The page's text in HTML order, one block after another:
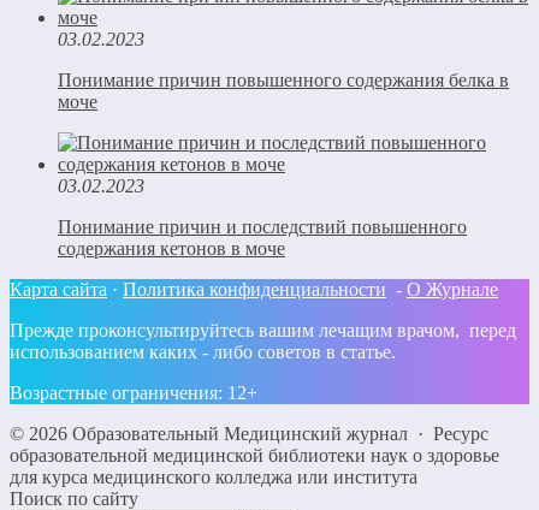
03.02.2023
Понимание причин повышенного содержания белка в
моче
03.02.2023
Понимание причин и последствий повышенного
содержания кетонов в моче
Карта сайта · Политика конфиденциальности - О Журнале
Прежде проконсультируйтесь вашим лечащим врачом, перед
использованием каких - либо советов в статье.
Возрастные ограничения: 12+
© 2026 Образовательный Медицинский журнал · Ресурс
образовательной медицинской библиотеки наук о здоровье
для курса медицинского колледжа или института
Поиск по сайту